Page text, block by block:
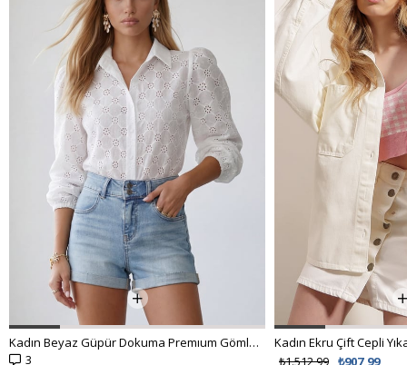
Kadın Ekru Çift Cepli Yıkamalı Oversize Denim Ceket ALC-X8152
₺1.512,99
%62 İNDİRİM
₺299,00
₺538,99